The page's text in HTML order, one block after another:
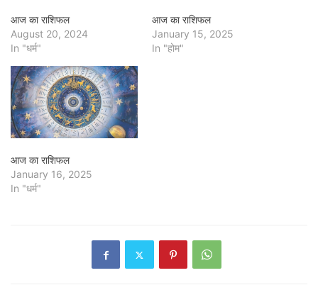
आज का राशिफल
August 20, 2024
In "धर्म"
आज का राशिफल
January 15, 2025
In "होम"
आज का राशिफल
January 16, 2025
In "धर्म"